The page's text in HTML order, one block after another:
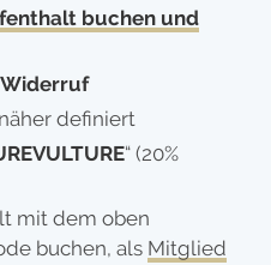
buchen und
definiert
“ (20%
mit dem oben
buchen, als Mitglied